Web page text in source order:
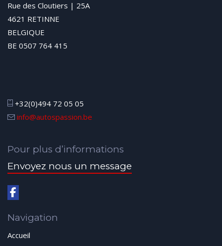
Rue des Cloutiers | 25A
4621 RETINNE
BELGIQUE
BE 0507 764 415
+32(0)494 72 05 05
info@autospassion.be
Pour plus d’informations
Envoyez nous un message
Navigation
Accueil